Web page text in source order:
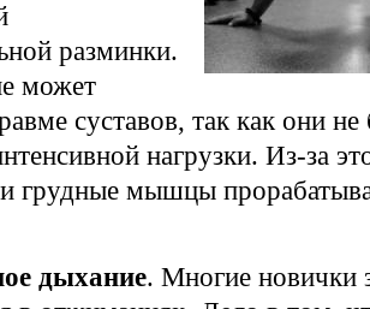
разминки.
может
суставов, так как они
нагрузки. Из-за
грудные мышцы
дыхание. Многие новички